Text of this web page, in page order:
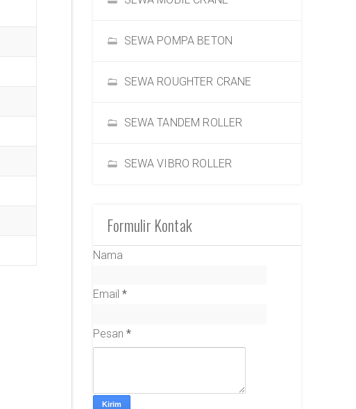
SEWA POMPA BETON
SEWA ROUGHTER CRANE
SEWA TANDEM ROLLER
SEWA VIBRO ROLLER
Formulir Kontak
Nama
Email*
Pesan*